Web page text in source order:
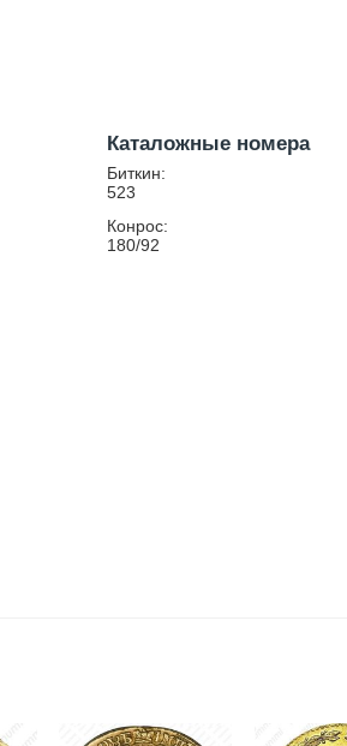
Каталожные номера
Биткин:
523
Конрос:
180/92